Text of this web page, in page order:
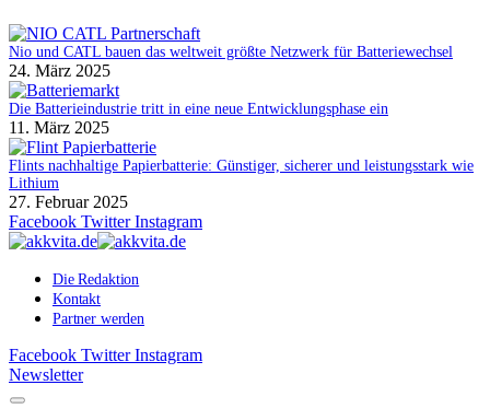
Nio und CATL bauen das weltweit größte Netzwerk für Batteriewechsel
24. März 2025
Die Batterieindustrie tritt in eine neue Entwicklungsphase ein
11. März 2025
Flints nachhaltige Papierbatterie: Günstiger, sicherer und leistungsstark wie
Lithium
27. Februar 2025
Facebook Twitter Instagram
Die Redaktion
Kontakt
Partner werden
Facebook Twitter Instagram
Newsletter